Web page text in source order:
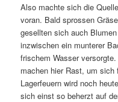
Also machte sich die
voran. Bald sprossen
gesellten sich auch
inzwischen ein munterer
frischem Wasser
machen hier Rast, um
Lagerfeuern wird noch
sich einst so beherzt auf